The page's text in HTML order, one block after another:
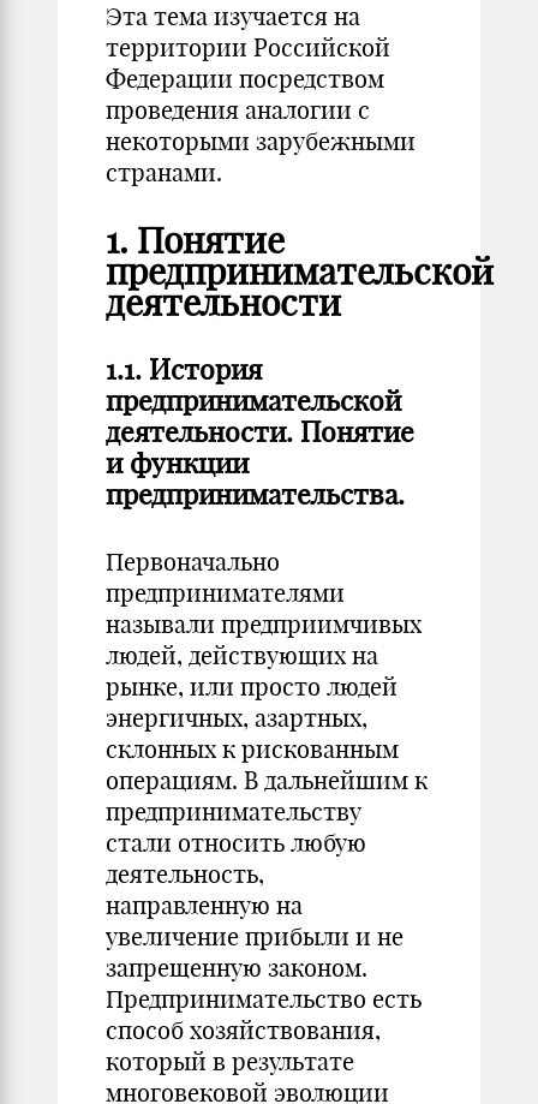
Эта тема изучается на
территории Российской
Федерации посредством
проведения аналогии с
некоторыми зарубежными
странами.
1. Понятие
предпринимательской
деятельности
1.1. История
предпринимательской
деятельности. Понятие
и функции
предпринимательства.
Первоначально
предпринимателями
называли предприимчивых
людей, действующих на
рынке, или просто людей
энергичных, азартных,
склонных к рискованным
операциям. В дальнейшим к
предпринимательству
стали относить любую
деятельность,
направленную на
увеличение прибыли и не
запрещенную законом.
Предпринимательство есть
способ хозяйствования,
который в результате
многовековой эволюции